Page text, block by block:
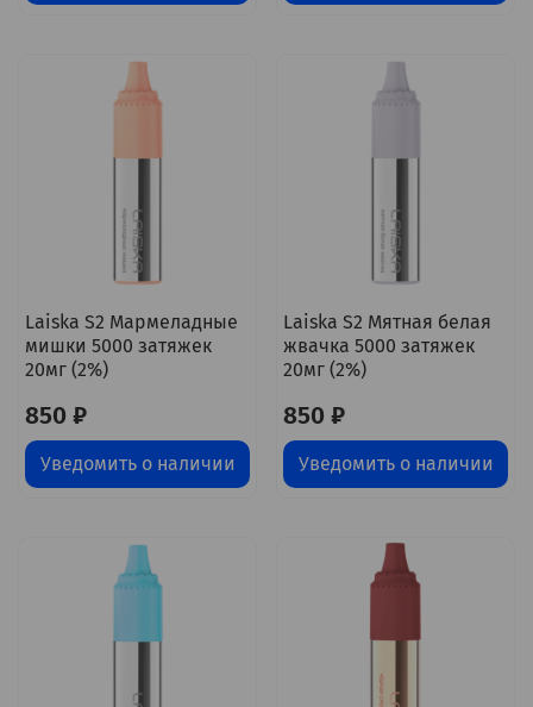
Laiska S2 Мармеладные
мишки 5000 затяжек
20мг (2%)
850 ₽
Уведомить о наличии
Laiska S2 Мятная белая
жвачка 5000 затяжек
20мг (2%)
850 ₽
Уведомить о наличии